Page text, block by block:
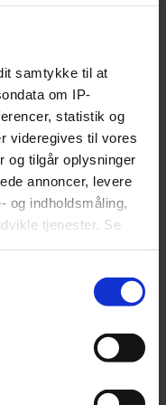
samtykke til at
om IP-
statistik og
videregives til vores
og tilgår oplysninger
annoncer, levere
og indholdsmåling,
tjenester. Se
på "Privacy
dig igennem
Her er de
madmarkeder